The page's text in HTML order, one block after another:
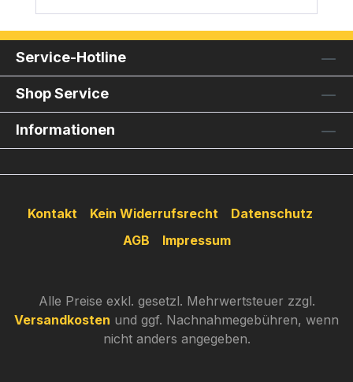
Service-Hotline
Shop Service
Informationen
Kontakt Kein Widerrufsrecht
Datenschutz
AGB
Impressum
Alle Preise exkl. gesetzl. Mehrwertsteuer zzgl.
Versandkosten und ggf. Nachnahmegebühren, wenn
nicht anders angegeben.